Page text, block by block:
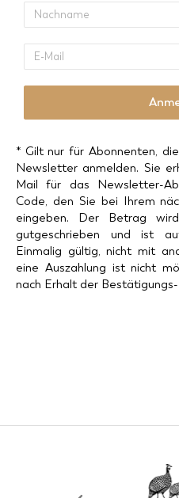
Nachname
E-
Mail
* Gilt nur für Abonnenten,
Newsletter anmelden. Sie
Mail für das Newsletter-
Code, den Sie bei Ihrem
eingeben. Der Betrag
gutgeschrieben und ist
Einmalig gültig, nicht mit
eine Auszahlung ist nicht
nach Erhalt der